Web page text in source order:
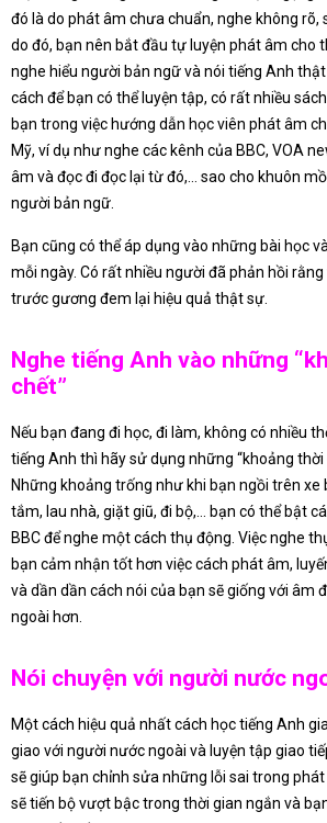
đó là do phát âm chưa chuẩn, nghe không rõ,
do đó, bạn nên bắt đầu tự luyện phát âm cho
nghe hiểu người bản ngữ và nói tiếng Anh
cách để bạn có thể luyện tập, có rất nhiều
bạn trong việc hướng dẫn học viên phát âm
Mỹ, ví dụ như nghe các kênh của BBC, VOA
âm và đọc đi đọc lại từ đó,… sao cho khuôn
người bản ngữ.
Bạn cũng có thể áp dụng vào những bài học
mỗi ngày. Có rất nhiều người đã phản hồi
trước gương đem lại hiệu quả thật sự.
Nghe tiếng Anh vào những
chết”
Nếu bạn đang đi học, đi làm, không có nhiều
tiếng Anh thì hãy sử dụng những “khoảng thời
Những khoảng trống như khi bạn ngồi trên xe
tắm, lau nhà, giặt giũ, đi bộ,… bạn có thể bật
BBC để nghe một cách thụ động. Việc nghe
bạn cảm nhận tốt hơn việc cách phát âm,
và dần dần cách nói của bạn sẽ giống với âm
ngoài hơn.
Nói chuyện với người nước
Một cách hiệu quả nhất cách học tiếng Anh
giao với người nước ngoài và luyện tập giao
sẽ giúp bạn chỉnh sửa những lỗi sai trong
sẽ tiến bộ vượt bậc trong thời gian ngắn và